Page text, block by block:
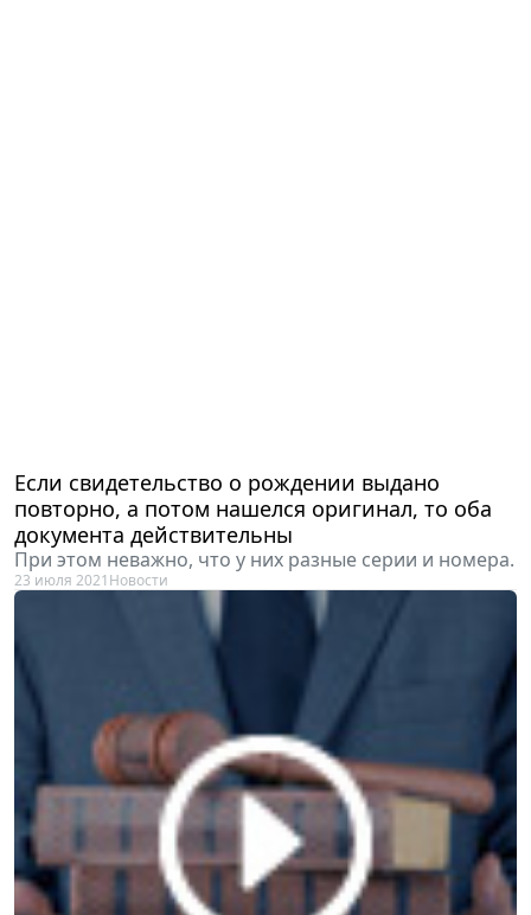
Если свидетельство о рождении выдано
повторно, а потом нашелся оригинал, то оба
документа действительны
При этом неважно, что у них разные серии и номера.
23 июля 2021 Новости